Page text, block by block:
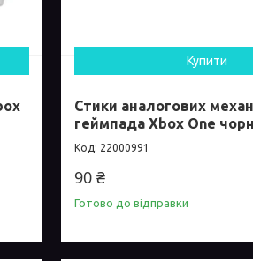
Купити
Стики аналогових
геймпада Xbox One
22000991
90 ₴
Готово до відправки